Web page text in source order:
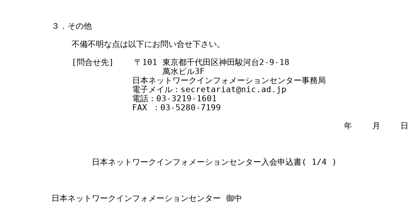
３．その他
    不備不明な点は以下にお問い合せ下さい。
    [問合せ先]    〒101 東京都千代田区神田駿河台2-9-18
                      萬水ビル3F
                日本ネットワークインフォメーションセンター事務局
                電子メイル：secretariat@nic
.ad.jp
                電話：03-3219-1601
                FAX ：03-5280-7199
                                                          年    月    日
        日本ネットワークインフォメーションセンター入会申込書( 1/4 )
日本ネットワークインフォメーションセンター 御中